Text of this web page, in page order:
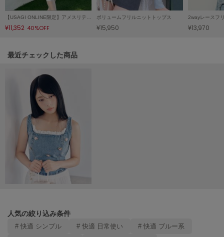
MIESROHE
ミースロエ
ミーエスミーム
ミラオーウェン
モワージュ
MUCHA
ミュシャ
NEW Balance
ニューバランス
ネズ
【USAGI ONLINE限定】アメスリティアードワンピース
¥11,352 40%OFF
ボリュームフリルニットトップス
¥15,950
2wayレースフ
¥13,970
関連記事
最近チェックした商品
人気の絞り込み条件
# 快適 シンプル # 快適 日常使い # 快適 ブルー系